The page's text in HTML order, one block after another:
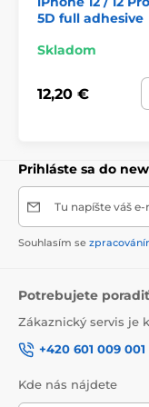
5D full adhesive
Skladom
12,20 €
Prihláste sa do
Tu napíšte váš
Souhlasím se
Potrebujete poradiť
Zákaznický servis je
+420 601 009 001
Kde nás nájdete